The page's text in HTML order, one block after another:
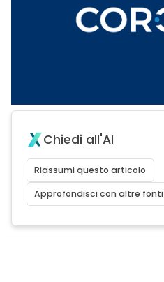
Chiedi all'AI
Riassumi questo articolo
Approfondisci con altre fonti